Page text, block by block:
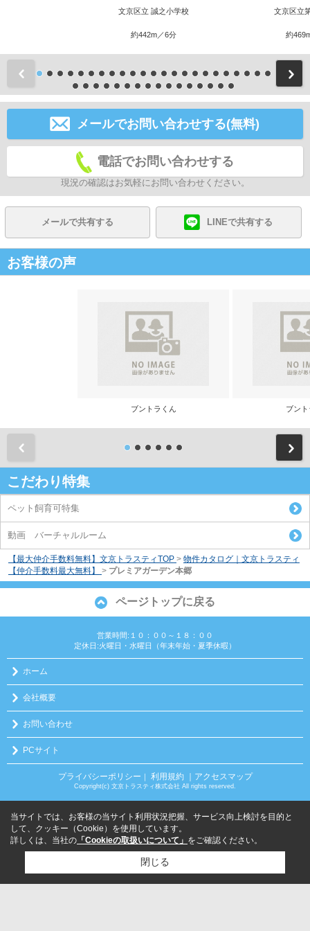
文京区立 誠之小学校
約442m／6分
文京区立
約
前
メールでお問い合わせする(無料)
電話でお問い合わせする
現況の確認はお気軽にお問い合わせください。
メールで共有する LINEで共有する
お客様の声
ブントラくん ブン
こだわり特集
ペット飼育可特集
動画 バーチャルルーム
【最大仲介手数料無料】文京トラスティTOP > 物件カタログ｜文京トラスティ
【仲介手数料最大無料】
> プレミアガーデン本郷
ページトップに戻る
営業時間:１０：００～１８：００
定休日:火曜日・水曜日（年末年始・夏季休暇）
ホーム
会社概要
お問い合わせ
PCサイト
プライバシーポリシー ｜ 利用規約 ｜アクセスマップ
Copyright(c) 文京トラスティ株式会社 All rights reserved.
当サイトでは、お客様の当サイト利用状況把握、サービス向上検討を目的と
して、クッキー（Cookie）を使用しています。
詳しくは、当社の 「Cookieの取扱いについて」 をご確認ください。
閉じる